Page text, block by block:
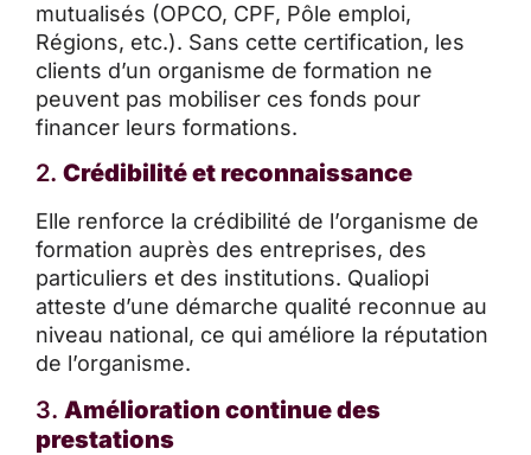
mutualisés (OPCO, CPF, Pôle emploi,
Régions, etc.). Sans cette certification, les
clients d’un organisme de formation ne
peuvent pas mobiliser ces fonds pour
financer leurs formations.
2. Crédibilité et reconnaissance
Elle renforce la crédibilité de l’organisme de
formation auprès des entreprises, des
particuliers et des institutions. Qualiopi
atteste d’une démarche qualité reconnue au
niveau national, ce qui améliore la réputation
de l’organisme.
3. Amélioration continue des
prestations